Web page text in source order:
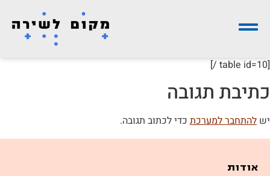
[table id=10 /]
כתיבת תגובה
יש להתחבר למערכת כדי לכתוב תגובה.
אודות